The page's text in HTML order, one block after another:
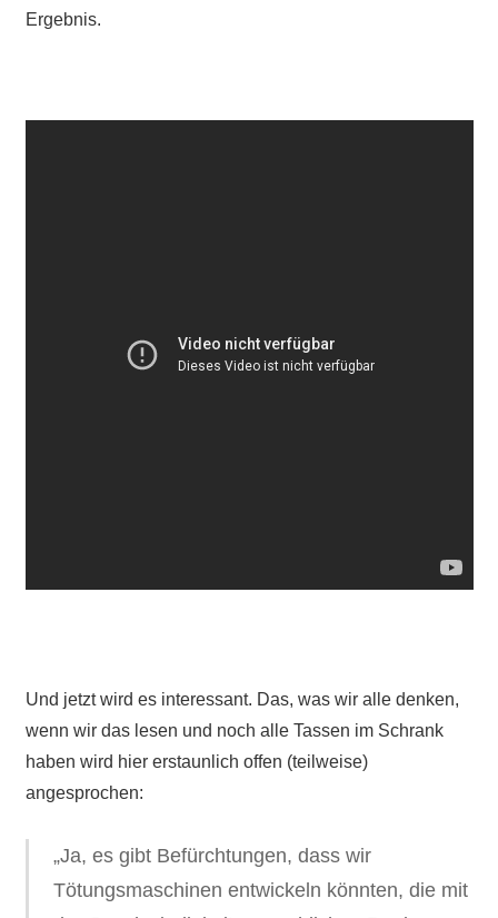
Ergebnis.
Und jetzt wird es interessant. Das, was wir alle denken,
wenn wir das lesen und noch alle Tassen im Schrank
haben wird hier erstaunlich offen (teilweise)
angesprochen:
„Ja, es gibt Befürchtungen, dass wir
Tötungsmaschinen entwickeln könnten, die mit